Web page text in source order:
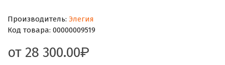
Производитель: Элегия
Код товара: 00000009519
от 28 300.00